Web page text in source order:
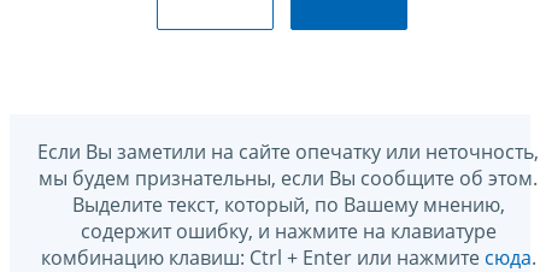
Если Вы заметили на сайте опечатку или неточность,
мы будем признательны, если Вы сообщите об этом.
Выделите текст, который, по Вашему мнению,
содержит ошибку, и нажмите на клавиатуре
комбинацию клавиш: Ctrl + Enter или нажмите сюда.